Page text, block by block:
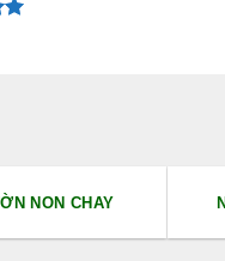
NON CHAY